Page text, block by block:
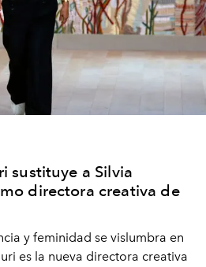
sustituye a Silvia
directora creativa de
y feminidad se vislumbra en
es la nueva directora creativa